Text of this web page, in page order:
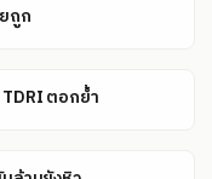
ถูก
ตอกย้ำ